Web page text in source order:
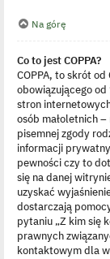
Na górę
Co to jest COPPA?
COPPA, to skrót
obowiązującego od
stron
osób małoletnich
pisemnej zgody
informacji
pewności czy to
się na danej
uzyskać
dostarczają
pytaniu „Z kim się
prawnych
kontaktowym dla